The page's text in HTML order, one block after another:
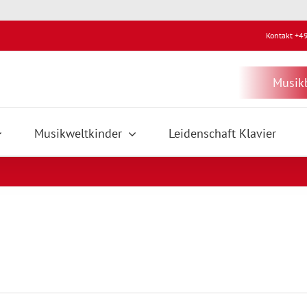
Kontakt
Musikweltkinder Leidenschaft Klavier